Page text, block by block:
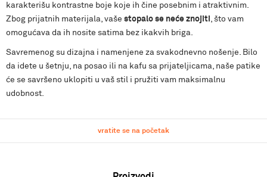
karakterišu kontrastne boje koje ih čine posebnim i atraktivnim.
Zbog prijatnih materijala, vaše stopalo se neće znojiti , što vam
omogućava da ih nosite satima bez ikakvih briga.
Savremenog su dizajna i namenjene za svakodnevno nošenje. Bilo
da idete u šetnju, na posao ili na kafu sa prijateljicama, naše patike
će se savršeno uklopiti u vaš stil i pružiti vam maksimalnu
udobnost.
vratite se na početak